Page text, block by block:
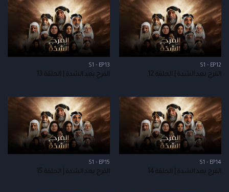
S1 - EP12
الفرج بعد الشدة | الحلقة 12
S1 - EP13
الفرج بعد الشدة | الحلقة 13
S1 - EP14
الفرج بعد الشدة | الحلقة 14
S1 - EP15
الفرج بعد الشدة | الحلقة 15